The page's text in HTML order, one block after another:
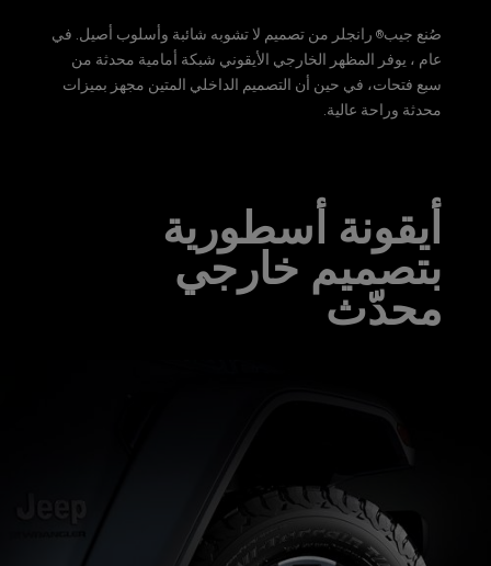
صُنع جيب® رانجلر من تصميم لا تشوبه شائبة وأسلوب أصيل. في
عام ، يوفر المظهر الخارجي الأيقوني شبكة أمامية محدثة من
سبع فتحات، في حين أن التصميم الداخلي المتين مجهز بميزات
محدثة وراحة عالية.
أيقونة أسطورية
بتصميم خارجي
محدّث